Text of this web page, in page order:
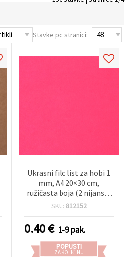
Stavke po stranici:
Ukrasni filc list za hobi 1
mm, A4 20×30 cm,
ružičasta boja (2 nijanse)
– 1 kom
SKU: 812152
0.40€ 1-9 pak.
POPUSTI
ZA KOLIČINU